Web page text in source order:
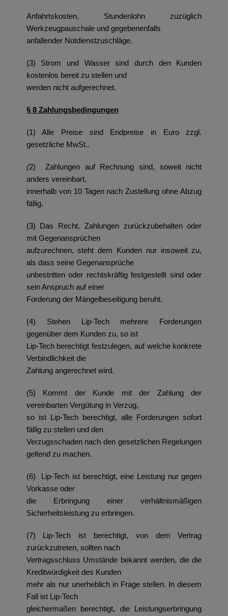
Anfahrtskosten, Stundenlohn zuzüglich
Werkzeugpauschale und gegebenenfalls
anfallender Notdienstzuschläge.
(3) Strom und Wasser sind durch den Kunden
kostenlos bereit zu stellen und
werden nicht aufgerechnet.
§ 8 Zahlungsbedingungen
(1) Alle Preise sind Endpreise in Euro zzgl.
gesetzliche MwSt..
(2) Zahlungen auf Rechnung sind, soweit nicht
anders vereinbart,
innerhalb von 10 Tagen nach Zustellung ohne Abzug
fällig.
(3) Das Recht, Zahlungen zurückzubehalten oder
mit Gegenansprüchen
aufzurechnen, steht dem Kunden nur insoweit zu,
als dass seine Gegenansprüche
unbestritten oder rechtskräftig festgestellt sind oder
sein Anspruch auf einer
Forderung der Mängelbeseitigung beruht.
(4) Stehen Lip-Tech mehrere Forderungen
gegenüber dem Kunden zu, so ist
Lip-Tech berechtigt festzulegen, auf welche konkrete
Verbindlichkeit die
Zahlung angerechnet wird.
(5) Kommt der Kunde mit der Zahlung der
vereinbarten Vergütung in Verzug,
so ist Lip-Tech berechtigt, alle Forderungen sofort
fällig zu stellen und den
Verzugsschaden nach den gesetzlichen Regelungen
geltend zu machen.
(6) Lip-Tech ist berechtigt, eine Leistung nur gegen
Vorkasse oder
die Erbringung einer verhältnismäßigen
Sicherheitsleistung zu erbringen.
(7) Lip-Tech ist berechtigt, von dem Vertrag
zurückzutreten, sollten nach
Vertragsschluss Umstände bekannt werden, die die
Kreditwürdigkeit des Kunden
mehr als nur unerheblich in Frage stellen. In diesem
Fall ist Lip-Tech
gleichermaßen berechtigt, die Leistungserbringung